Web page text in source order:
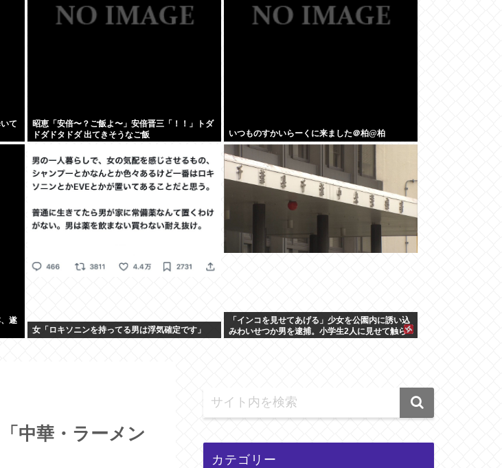
て
昭恵「安倍〜？ご飯よ〜」安倍晋三「！！」トダ
ドダドタドダ 出てきそうなご飯
いつものすかいらーくに来ました＠柏@柏
遂
女「ロキソニンを持ってる男は浮気確定です」
「インコを見せてあげる」少女を公園内に誘い込
みわいせつか男を逮捕。小学生2人に見せて触ら
中華・ラーメン
カテゴリー